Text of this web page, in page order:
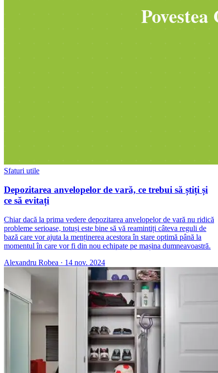
Sfaturi utile
Depozitarea anvelopelor de vară, ce trebui să știți și
ce să evitați
Chiar dacă la prima vedere depozitarea anvelopelor de vară nu ridică
probleme serioase, totuși este bine să vă reamintiți câteva reguli de
bază care vor ajuta la menținerea acestora în stare optimă până la
momentul în care vor fi din nou echipate pe mașina dumneavoastră.
Alexandru Robea · 14 nov. 2024